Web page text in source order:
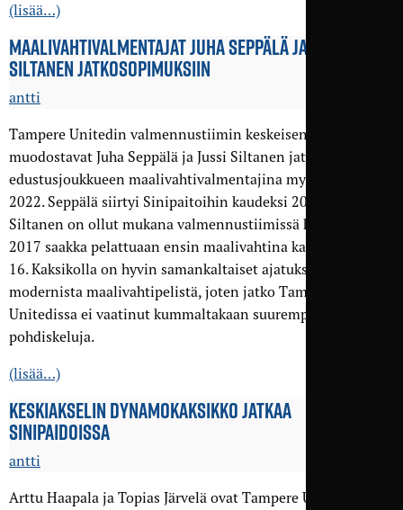
(lisää…)
MAALIVAHTI­VALMENTAJAT JUHA SEPPÄLÄ JA JUSSI
SILTANEN JATKO­SOPIMUKSIIN
antti
Tampere Unitedin valmennustiimin keskeisen osan
muodostavat Juha Seppälä ja Jussi Siltanen jatkavat
edustusjoukkueen maalivahtivalmentajina myös kaudella
2022. Seppälä siirtyi Sinipaitoihin kaudeksi 2021 ja
Siltanen on ollut mukana valmennustiimissä kaudesta
2017 saakka pelattuaan ensin maalivahtina kaudet 2015–
16. Kaksikolla on hyvin samankaltaiset ajatukset
modernista maalivahtipelistä, joten jatko Tampere
Unitedissa ei vaatinut kummaltakaan suurempia
pohdiskeluja.
(lisää…)
KESKIAKSELIN DYNAMOKAKSIKKO JATKAA
SINIPAIDOISSA
antti
Arttu Haapala ja Topias Järvelä ovat Tampere Unitedin